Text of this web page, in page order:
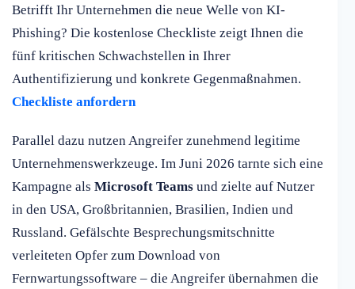
Betrifft Ihr Unternehmen die neue Welle von KI-
Phishing? Die kostenlose Checkliste zeigt Ihnen die
fünf kritischen Schwachstellen in Ihrer
Authentifizierung und konkrete Gegenmaßnahmen.
Checkliste anfordern
Parallel dazu nutzen Angreifer zunehmend legitime
Unternehmenswerkzeuge. Im Juni 2026 tarnte sich eine
Kampagne als Microsoft Teams und zielte auf Nutzer
in den USA, Großbritannien, Brasilien, Indien und
Russland. Gefälschte Besprechungsmitschnitte
verleiteten Opfer zum Download von
Fernwartungssoftware – die Angreifer übernahmen die